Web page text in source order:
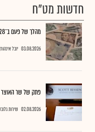
חדשות מט"ח
מהלך של פעם ב־28 שנה: מאחורי הדחיפה האמריקאית לכלכלת יפן
03.08.2026 יובל אינהורן
פתק של שר
02.08.2026 שירות